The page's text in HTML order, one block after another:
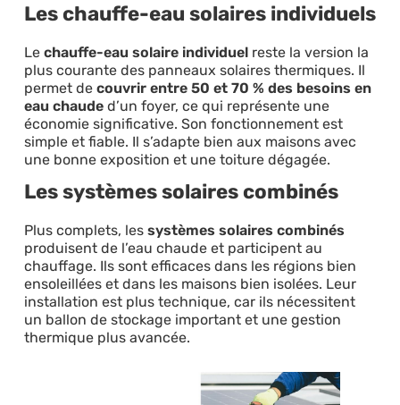
Les chauffe-eau solaires individuels
Le chauffe-eau solaire individuelreste la version la
plus courante des panneaux solaires thermiques. Il
permet de couvrir entre 50 et 70 % des besoins en
eau chauded’un foyer, ce qui représente une
économie significative. Son fonctionnement est
simple et fiable. Il s’adapte bien aux maisons avec
une bonne exposition et une toiture dégagée.
Les systèmes solaires combinés
Plus complets, les systèmes solaires combinés
produisent de l’eau chaude et participent au
chauffage. Ils sont efficaces dans les régions bien
ensoleillées et dans les maisons bien isolées. Leur
installation est plus technique, car ils nécessitent
un ballon de stockage important et une gestion
thermique plus avancée.